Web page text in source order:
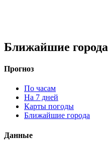
Ближайшие города
Прогноз
По часам
На 7 дней
Карты погоды
Ближайшие города
Данные